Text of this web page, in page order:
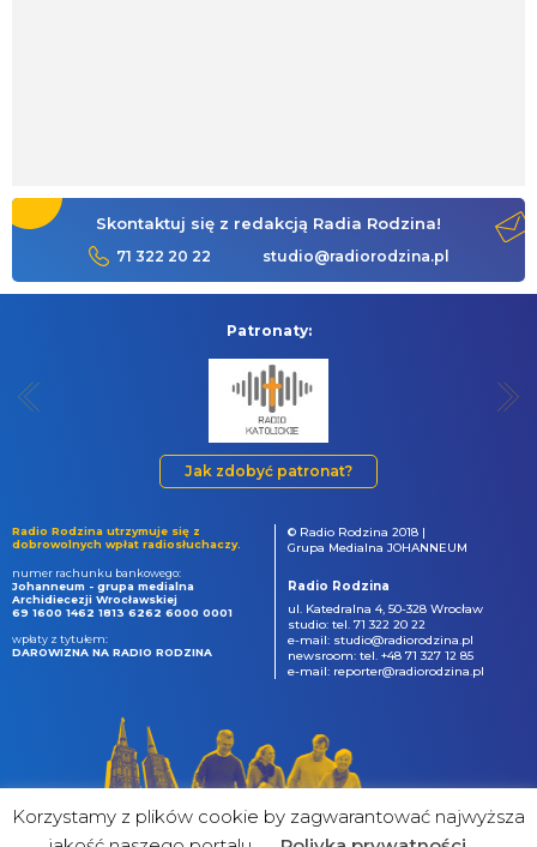
Skontaktuj się z redakcją Radia Rodzina!
71 322 20 22 studio@radiorodzina.pl
Patronaty:
Jak zdobyć patronat?
Radio Rodzina utrzymuje się z
dobrowolnych wpłat radiosłuchaczy.
numer rachunku bankowego:
Johanneum - grupa medialna
Archidiecezji Wrocławskiej
69 1600 1462 1813 6262 6000 0001
wpłaty z tytułem:
DAROWIZNA NA RADIO RODZINA
© Radio Rodzina 2018 |
Grupa Medialna JOHANNEUM
Radio Rodzina
ul. Katedralna 4, 50-328 Wrocław
studio: tel. 71 322 20 22
e-mail: studio@radiorodzina.pl
newsroom: tel. +48 71 327 12 85
e-mail: reporter@radiorodzina.pl
Korzystamy z plików cookie by zagwarantować najwyższa